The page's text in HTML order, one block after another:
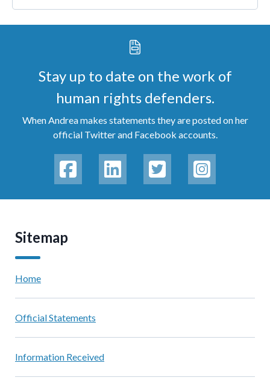
Stay up to date on the work of
human rights defenders.
When Andrea makes statements they are posted on her
official Twitter and Facebook accounts.
Sitemap
Home
Official Statements
Information Received